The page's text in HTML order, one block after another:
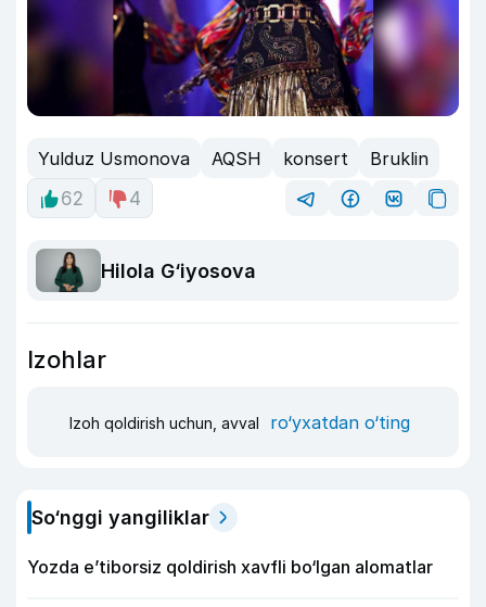
Yulduz Usmonova AQSH konsert
Bruklin
62
4
Hilola G‘iyosova
Izohlar
Izoh qoldirish uchun, avval ro‘yxatdan o‘ting
So‘nggi yangiliklar
Yozda e’tiborsiz qoldirish xavfli bo‘lgan alomatlar